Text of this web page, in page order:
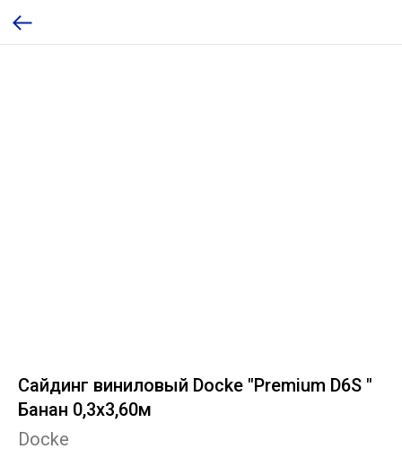
Сайдинг виниловый Docke "Premium D6S "
Банан 0,3х3,60м
Docke